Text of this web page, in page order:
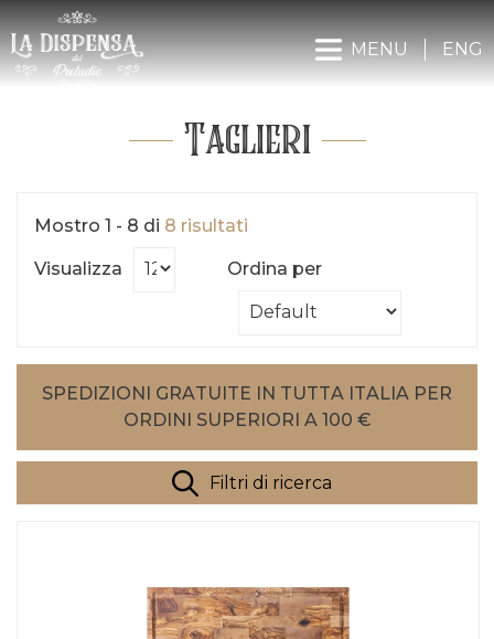
MENU ENG
Taglieri
Mostro 1 - 8 di 8 risultati
Visualizza Ordina per
SPEDIZIONI GRATUITE IN TUTTA ITALIA PER
ORDINI SUPERIORI A 100 €
Filtri di ricerca